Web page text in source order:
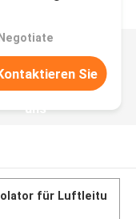
Sie
uns
für Luftleitu